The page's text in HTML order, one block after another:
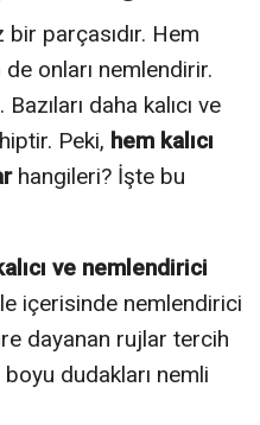
parçasıdır. Hem
onları nemlendirir.
daha kalıcı ve
Peki, hem kalıcı
hangileri? İşte bu
ve nemlendirici
içerisinde nemlendirici
dayanan rujlar tercih
dudakları nemli